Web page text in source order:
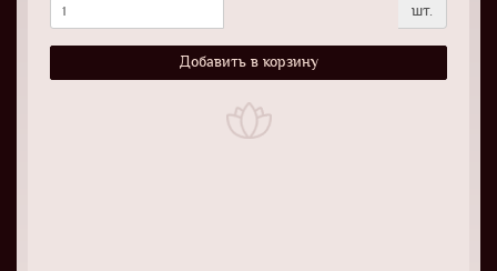
шт.
Добавить в корзину